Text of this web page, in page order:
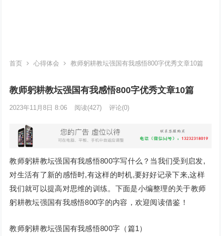
首页 心得体会 教师躬耕教坛强国有我感悟800字优秀文章10篇
教师躬耕教坛强国有我感悟800字优秀文章10篇
2023年11月8日 8:06 阅读(427) 评论(0)
教师躬耕教坛强国有我感悟800字写什么？当我们受到启发,
对生活有了新的感悟时,有这样的时机,要好好记录下来,这样
我们就可以提高对思维的训练。下面是小编整理的关于教师
躬耕教坛强国有我感悟800字的内容，欢迎阅读借鉴！
教师躬耕教坛强国有我感悟800字（篇1）